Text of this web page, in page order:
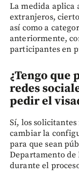
La medida aplica
extranjeros,
así como a
anteriormente,
participantes en
¿Tengo que
redes
pedir el
Sí, los
cambiar la
para que sean
Departamento de
durante el